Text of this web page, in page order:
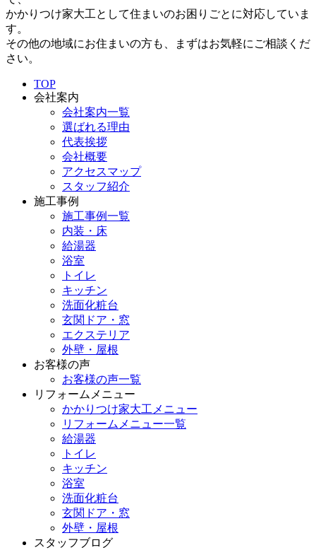
かかりつけ家大工として住まいのお困りごとに対応していま
す。
その他の地域にお住まいの方も、まずはお気軽にご相談くだ
さい。
TOP
会社案内
会社案内一覧
選ばれる理由
代表挨拶
会社概要
アクセスマップ
スタッフ紹介
施工事例
施工事例一覧
内装・床
給湯器
浴室
トイレ
キッチン
洗面化粧台
玄関ドア・窓
エクステリア
外壁・屋根
お客様の声
お客様の声一覧
リフォームメニュー
かかりつけ家大工メニュー
リフォームメニュー一覧
給湯器
トイレ
キッチン
浴室
洗面化粧台
玄関ドア・窓
外壁・屋根
スタッフブログ